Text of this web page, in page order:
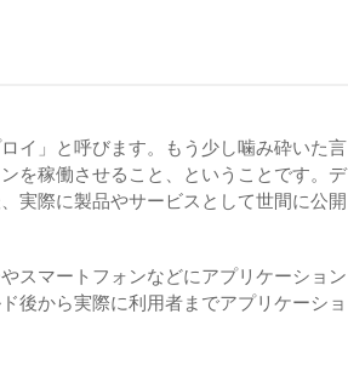
イ」と呼びます。もう少し噛み砕いた言
を稼働させること、ということです。デ
実際に製品やサービスとして世間に公開
スマートフォンなどにアプリケーション
後から実際に利用者までアプリケーショ